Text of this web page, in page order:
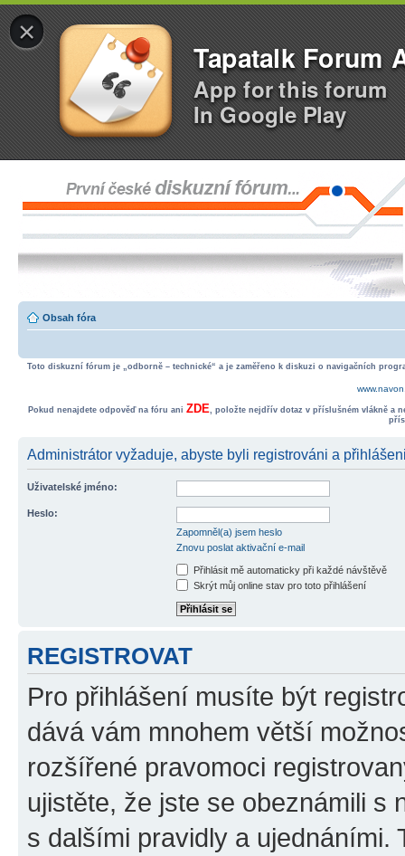
×
Tapatalk Forum
App for this forum
In Google Play
Obsah fóra
Toto diskuzní fórum je „odborně – technické“ a je zaměřeno k diskuzi o navigačních
Pokud nenajdete odpověď na fóru ani ZDE, položte nejdřív dotaz v příslušném vlákně a
Administrátor vyžaduje, abyste byli registrováni a
Uživatelské jméno:
Heslo:
Zapomněl(a) jsem heslo
Znovu poslat aktivační e-mail
Přihlásit mě automaticky při každé návštěvě
Skrýt můj online stav pro toto přihlášení
REGISTROVAT
Pro přihlášení musíte být
dává vám mnohem větší
rozšířené pravomoci
ujistěte, že jste se obeznámili s
s dalšími pravidly a ujednáními.